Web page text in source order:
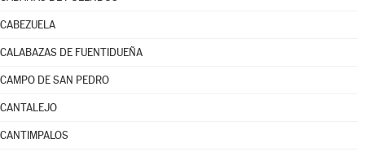
CABEZUELA
CALABAZAS DE FUENTIDUEÑA
CAMPO DE SAN PEDRO
CANTALEJO
CANTIMPALOS